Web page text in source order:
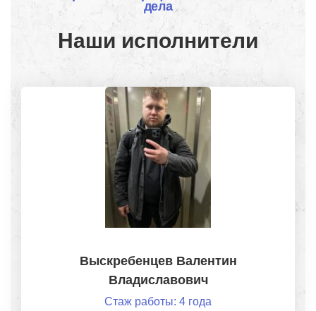
дела
Наши исполнители
Выскребенцев Валентин
Владиславович
Стаж работы: 4 года